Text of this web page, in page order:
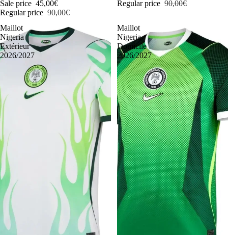
Sale price 45,00€
Regular price 90,00€
Regular price 90,00€
Maillot
Nigeria
Extérieur
2026/2027
Maillot
Nigeria
Domicile
2026/2027